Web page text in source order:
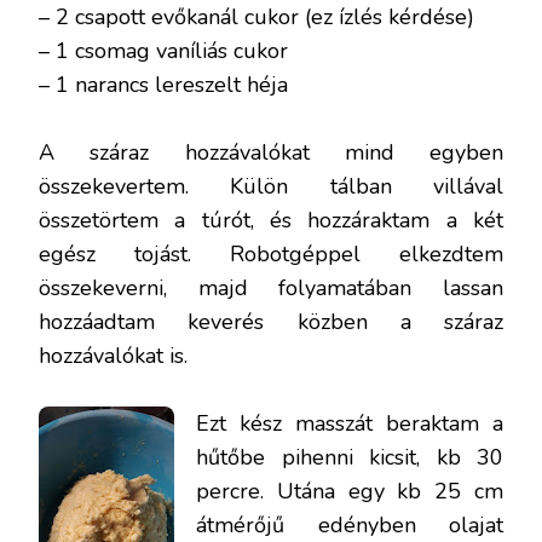
– 2 csapott evőkanál cukor (ez ízlés kérdése)
– 1 csomag vaníliás cukor
– 1 narancs lereszelt héja
A száraz hozzávalókat mind egyben
összekevertem. Külön tálban villával
összetörtem a túrót, és hozzáraktam a két
egész tojást. Robotgéppel elkezdtem
összekeverni, majd folyamatában lassan
hozzáadtam keverés közben a száraz
hozzávalókat is.
Ezt kész masszát beraktam a
hűtőbe pihenni kicsit, kb 30
percre. Utána egy kb 25 cm
átmérőjű edényben olajat